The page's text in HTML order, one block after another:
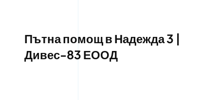
Пътна помощ в Надежда 3 |
Дивес-83 ЕООД